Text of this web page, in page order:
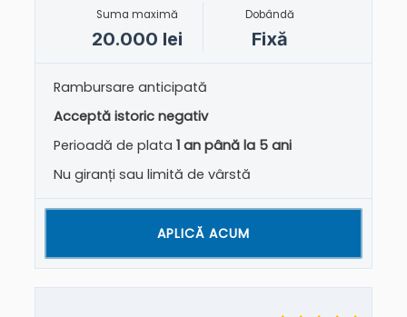
Suma maximă
20.000 lei
Dobândă
Fixă
Rambursare anticipată
Acceptă istoric negativ
Perioadă de plata 1 an până la 5 ani
Nu giranți sau limită de vârstă
APLICĂ ACUM